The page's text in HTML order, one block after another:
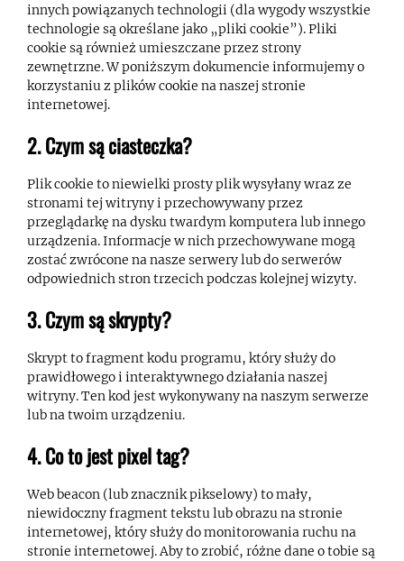
innych powiązanych technologii (dla wygody wszystkie
technologie są określane jako „pliki cookie”). Pliki
cookie są również umieszczane przez strony
zewnętrzne. W poniższym dokumencie informujemy o
korzystaniu z plików cookie na naszej stronie
internetowej.
2. Czym są ciasteczka?
Plik cookie to niewielki prosty plik wysyłany wraz ze
stronami tej witryny i przechowywany przez
przeglądarkę na dysku twardym komputera lub innego
urządzenia. Informacje w nich przechowywane mogą
zostać zwrócone na nasze serwery lub do serwerów
odpowiednich stron trzecich podczas kolejnej wizyty.
3. Czym są skrypty?
Skrypt to fragment kodu programu, który służy do
prawidłowego i interaktywnego działania naszej
witryny. Ten kod jest wykonywany na naszym serwerze
lub na twoim urządzeniu.
4. Co to jest pixel tag?
Web beacon (lub znacznik pikselowy) to mały,
niewidoczny fragment tekstu lub obrazu na stronie
internetowej, który służy do monitorowania ruchu na
stronie internetowej. Aby to zrobić, różne dane o tobie są